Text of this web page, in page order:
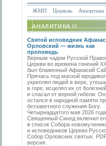
ЖМП Церковь Аналитика
Святой исповедник
Орловский — жизнь как
проповедь
Верным чадом Русской
Церкви во времена гонений
был блаженный Афанасий
Прячась под маской
укреплял людей в вере,
в горе, исцелял их от болезней
и спасал от верной гибели. Он
остался в народной памяти
беззаветного служения Богу.
Четырнадцатого мая 2026 года
Священный Синод включил
в список Собора
и исповедников Церкви
Собор Орловских святых.
версия.